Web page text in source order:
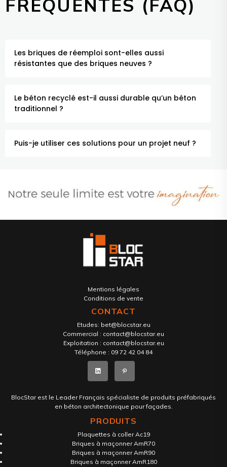
FRÉQUENTES (FAQ)
Les briques de réemploi sont-elles aussi
résistantes que des briques neuves ?
Le béton recyclé est-il aussi durable qu’un béton
traditionnel ?
Puis-je utiliser ces solutions pour un projet neuf ?
Mentions légales
Conditions de vente
CONTACT
Etudes: bet@blocstar.eu
Commercial : contact@blocstar.eu
Exploitation : contact@blocstar.eu
Téléphone : 09 72 42 04 84
BlocStar est le Leader Français spécialiste de produits préfabriqués
en béton architectonique pour façades.
PRODUITS
Plaquettes à coller Ac19
Briques à maçonner AmR70
Briques à maçonner AmR90
Briques à maçonner AmR180